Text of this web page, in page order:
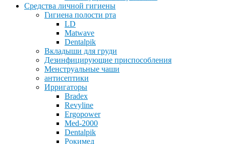
Средства личной гигиены
Гигиена полости рта
LD
Matwave
Dentalpik
Вкладыши для груди
Дезинфицирующие приспособления
Менструальные чаши
антисептики
Ирригаторы
Bradex
Revyline
Ergopower
Med-2000
Dentalpik
Рокимед